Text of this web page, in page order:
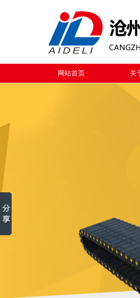
网站首页 关